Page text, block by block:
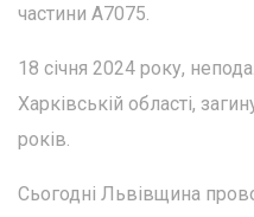
частини А7075.
18 січня 2024 року,
Харківській області,
років.
Сьогодні Львівщина